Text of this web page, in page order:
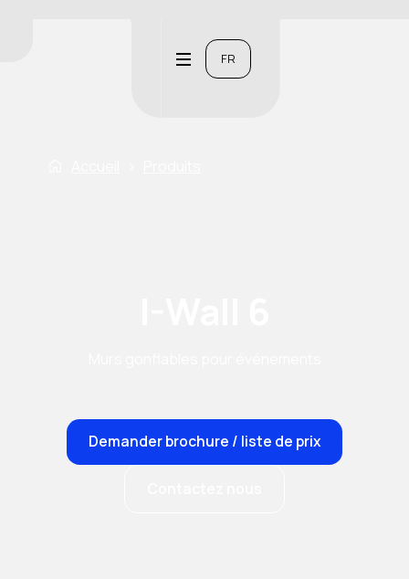
FR
Demander brochure / liste de prix